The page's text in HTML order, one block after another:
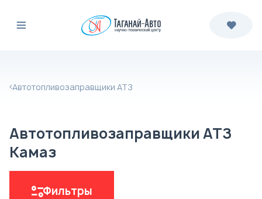
Автотопливозаправщики АТЗ
Автотопливозаправщики АТЗ
Камаз
Фильтры